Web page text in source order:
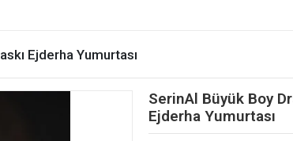
Ejderha Yumurtası
SerinAl Büyük Boy
Ejderha Yumurtası